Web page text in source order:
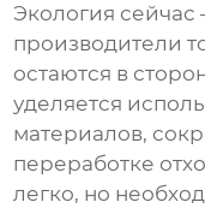
Экология сейчас
производители
остаются в
уделяется
материалов,
переработке
легко, но